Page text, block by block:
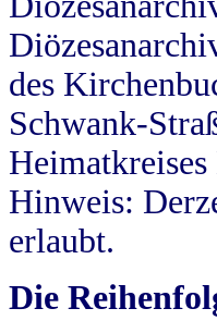
des
Schwank-
Hinweis:
erlaubt.
Die